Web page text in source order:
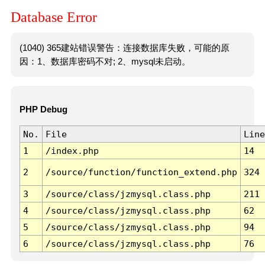
Database Error
(1040) 365建站错误警告：连接数据库失败，可能的原
因：1、数据库密码不对; 2、mysql未启动。
PHP Debug
No. File
Line
1
/index.php 14
2 /source/function/function_extend.php 324
3 /source/class/jzmysql.class.php
211
4
/source/class/jzmysql.class.php
62
5
/source/class/jzmysql.class.php
94
6
/source/class/jzmysql.class.php 76